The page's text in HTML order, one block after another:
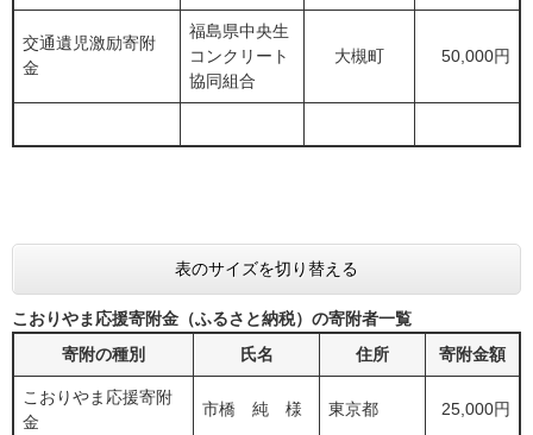
交通遺児激励寄附
金
福島県中央生
コンクリート
協同組合
大槻町 50,000円
表のサイズを切り替える
こおりやま応援寄附金（ふるさと納税）の寄附者一覧
寄附の種別
氏名 住所 寄附金額
こおりやま応援寄附
金
市橋 純 様 東京都 25,000円